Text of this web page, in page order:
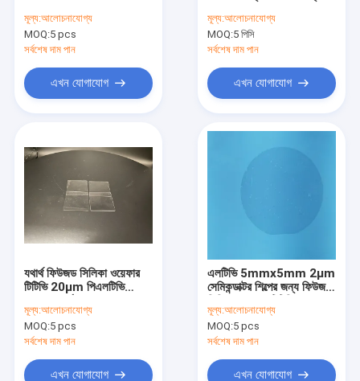
মূল্য:আলোচনাযোগ্য
MOQ:5 pcs
সর্বশেষ দাম পান
এখন যোগাযোগ
এবং কোয়ার্টজ ওয়েফার
মূল্য:আলোচনাযোগ্য
MOQ:5 পিসি
সর্বশেষ দাম পান
এখন যোগাযোগ
যথার্থ ফিউজড সিলিকা ওয়েফার
টিটিভি 20μm পিএলটিভি
জন্য ব্যাস 50.8 মিমি
মূল্য:আলোচনাযোগ্য
MOQ:5 pcs
সর্বশেষ দাম পান
এখন যোগাযোগ
এলটিভি 5mmx5mm 2μm
সেমিকন্ডাক্টর শিল্পের জন্য ফিউজড
মূল্য:আলোচনাযোগ্য
MOQ:5 pcs
সর্বশেষ দাম পান
এখন যোগাযোগ